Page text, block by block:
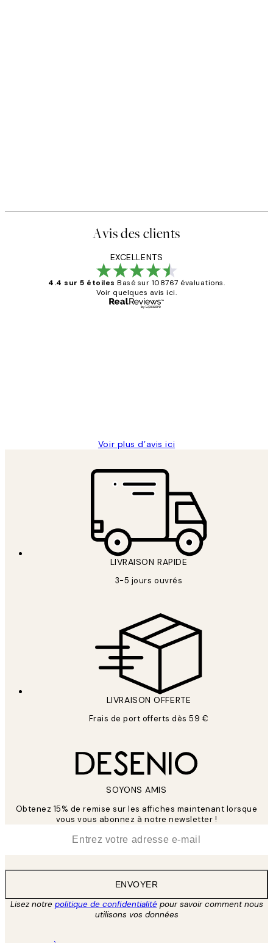
Avis des clients
EXCELLENTS
4.4 sur 5 étoiles Basé sur 108767 évaluations.
Voir quelques avis ici.
Voir plus d’avis ici
LIVRAISON RAPIDE
3-5 jours ouvrés
LIVRAISON OFFERTE
Frais de port offerts dès 59 €
SOYONS AMIS
Obtenez 15% de remise sur les affiches maintenant lorsque
vous vous abonnez à notre newsletter !
ENVOYER
Lisez notre politique de confidentialitépour savoir comment nous
utilisons vos données